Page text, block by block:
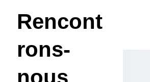
Rencont
rons-
nous